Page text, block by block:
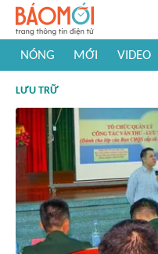
NÓNG MỚI VIDEO
#Khám phá thế giới
LƯU TRỮ